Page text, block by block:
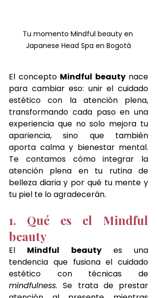
Tu momento Mindful beauty en
Japanese Head Spa en Bogotá
El concepto Mindful beauty nace
para cambiar eso: unir el cuidado
estético con la atención plena,
transformando cada paso en una
experiencia que no solo mejora tu
apariencia, sino que también
aporta calma y bienestar mental.
Te contamos cómo integrar la
atención plena en tu rutina de
belleza diaria y por qué tu mente y
tu piel te lo agradecerán.
1. Qué es el Mindful
beauty
El Mindful beauty es una
tendencia que fusiona el cuidado
mindfulness. Se trata de prestar